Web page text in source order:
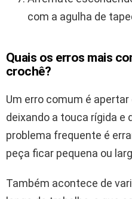
com a agulha de
Quais os erros mais
crochê?
Um erro comum é
deixando a touca rígida e
problema frequente é
peça ficar pequena ou
Também acontece de